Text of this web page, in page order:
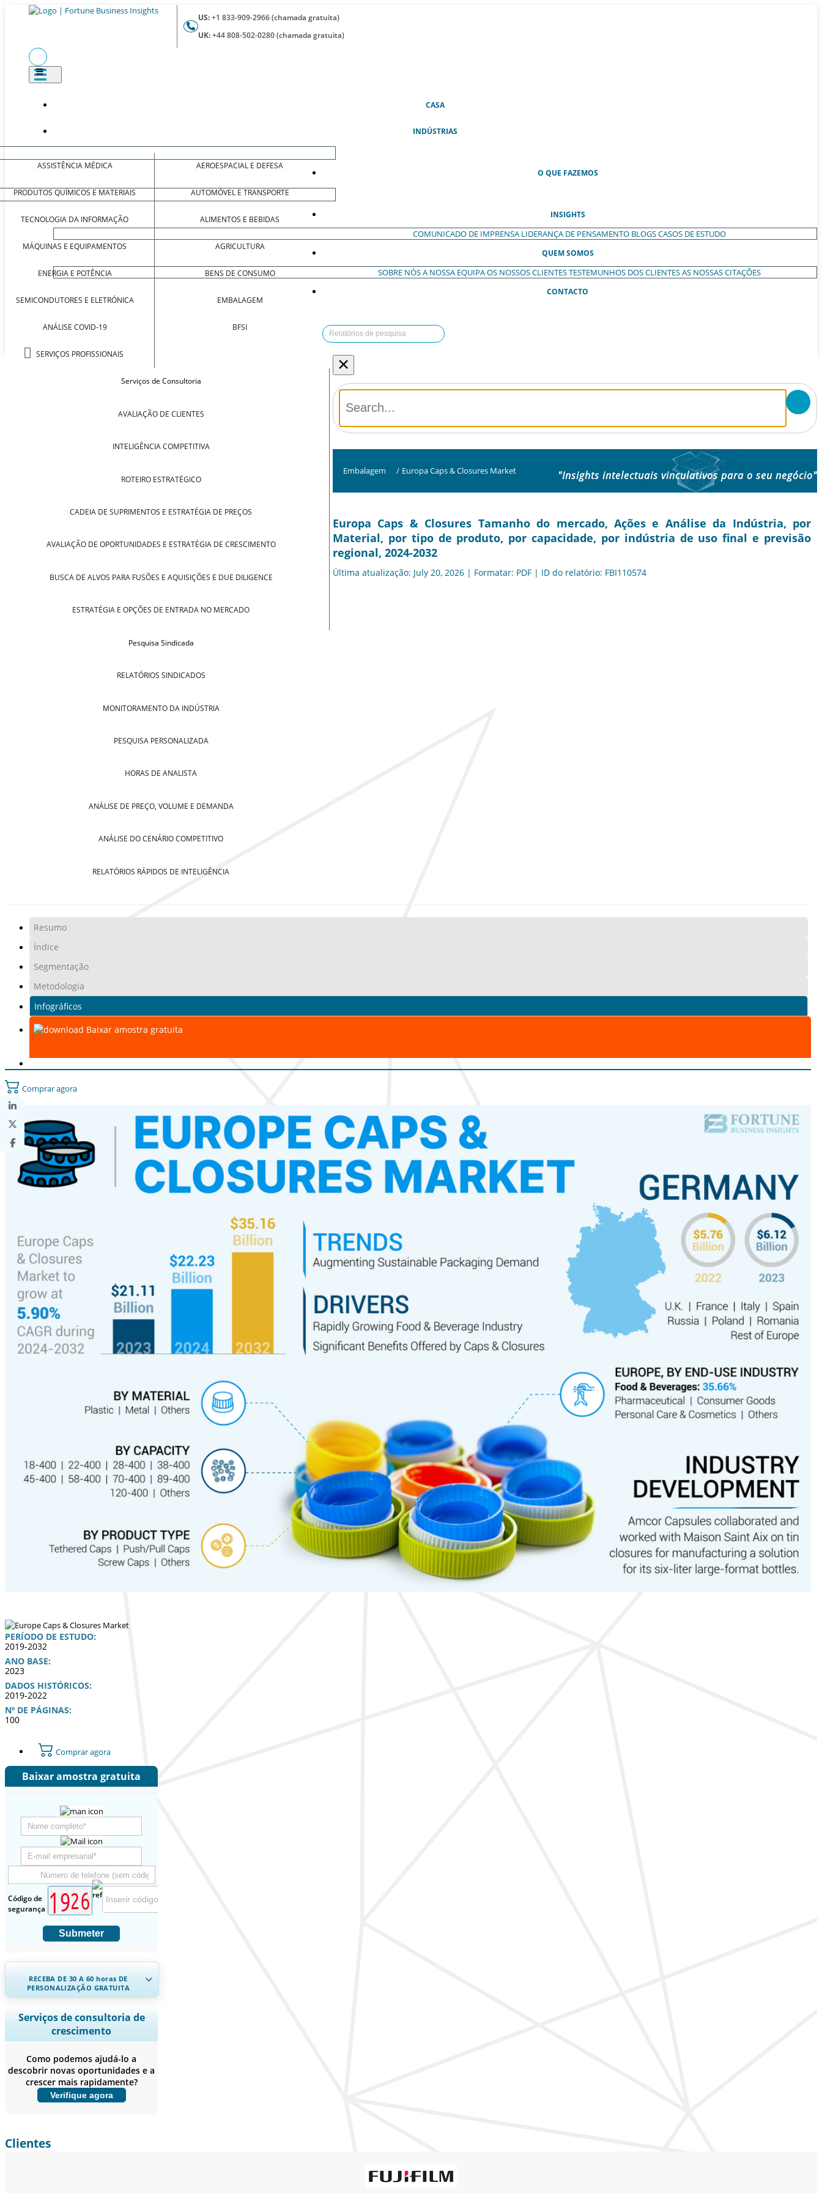
US:+1 833-909-2966 (chamada gratuita)
UK:+44 808-502-0280 (chamada gratuita)
CASA(ATUAL)
INDÚSTRIAS
ASSISTÊNCIA MÉDICA
PRODUTOS QUÍMICOS E MATERIAIS
TECNOLOGIA DA INFORMAÇÃO
MÁQUINAS E EQUIPAMENTOS
ENERGIA E POTÊNCIA
SEMICONDUTORES E ELETRÓNICA
ANÁLISE COVID-19
SERVIÇOS PROFISSIONAIS
AEROESPACIAL E DEFESA
AUTOMÓVEL E TRANSPORTE
ALIMENTOS E BEBIDAS
AGRICULTURA
BENS DE CONSUMO
EMBALAGEM
BFSI
O QUE FAZEMOS
Serviços de Consultoria
AVALIAÇÃO DE CLIENTES
INTELIGÊNCIA COMPETITIVA
ROTEIRO ESTRATÉGICO
CADEIA DE SUPRIMENTOS E ESTRATÉGIA DE PREÇOS
AVALIAÇÃO DE OPORTUNIDADES E ESTRATÉGIA DE CRESCIMENTO
BUSCA DE ALVOS PARA FUSÕES E AQUISIÇÕES E DUE DILIGENCE
ESTRATÉGIA E OPÇÕES DE ENTRADA NO MERCADO
Pesquisa Sindicada
RELATÓRIOS SINDICADOS
MONITORAMENTO DA INDÚSTRIA
PESQUISA PERSONALIZADA
HORAS DE ANALISTA
ANÁLISE DE PREÇO, VOLUME E DEMANDA
ANÁLISE DO CENÁRIO COMPETITIVO
RELATÓRIOS RÁPIDOS DE INTELIGÊNCIA
INSIGHTS
COMUNICADO DE IMPRENSA LIDERANÇA DE PENSAMENTO BLOGSCASOS DE ESTUDO
QUEM SOMOS
SOBRE NÓSA NOSSA EQUIPAOS NOSSOS CLIENTESTESTEMUNHOS DOS CLIENTESAS NOSSAS CITAÇÕES
CONTACTO
×
Embalagem / Europa Caps & Closures Market "Insights intelectuais vinculativos para o seu negócio"
Europa Caps & Closures Tamanho do mercado, Ações e Análise da Indústria, por
Material, por tipo de produto, por capacidade, por indústria de uso final e previsão
regional, 2024-2032
Última atualização: July 20, 2026 | Formatar: PDF | ID do relatório: FBI110574
Resumo
Índice
Segmentação
Metodologia
Infográficos
Baixar amostra gratuita
Comprar agora
PERÍODO DE ESTUDO:
2019-2032
ANO BASE:
2023
DADOS HISTÓRICOS:
2019-2022
Nº DE PÁGINAS:
100
Comprar agora
Baixar amostra gratuita
Código de
segurança
Submeter
RECEBA DE 30 A 60horas DE
PERSONALIZAÇÃO GRATUITA
Ampliar a cobertura regional e por
país, Análise de segmentos, Perfis de
empresas, Benchmarking
usuário final.
Personalizar agora
Serviços de consultoria de
crescimento
Como podemos ajudá-lo a
descobrir novas oportunidades e a
crescer mais rapidamente?
Verifique agora
Clientes